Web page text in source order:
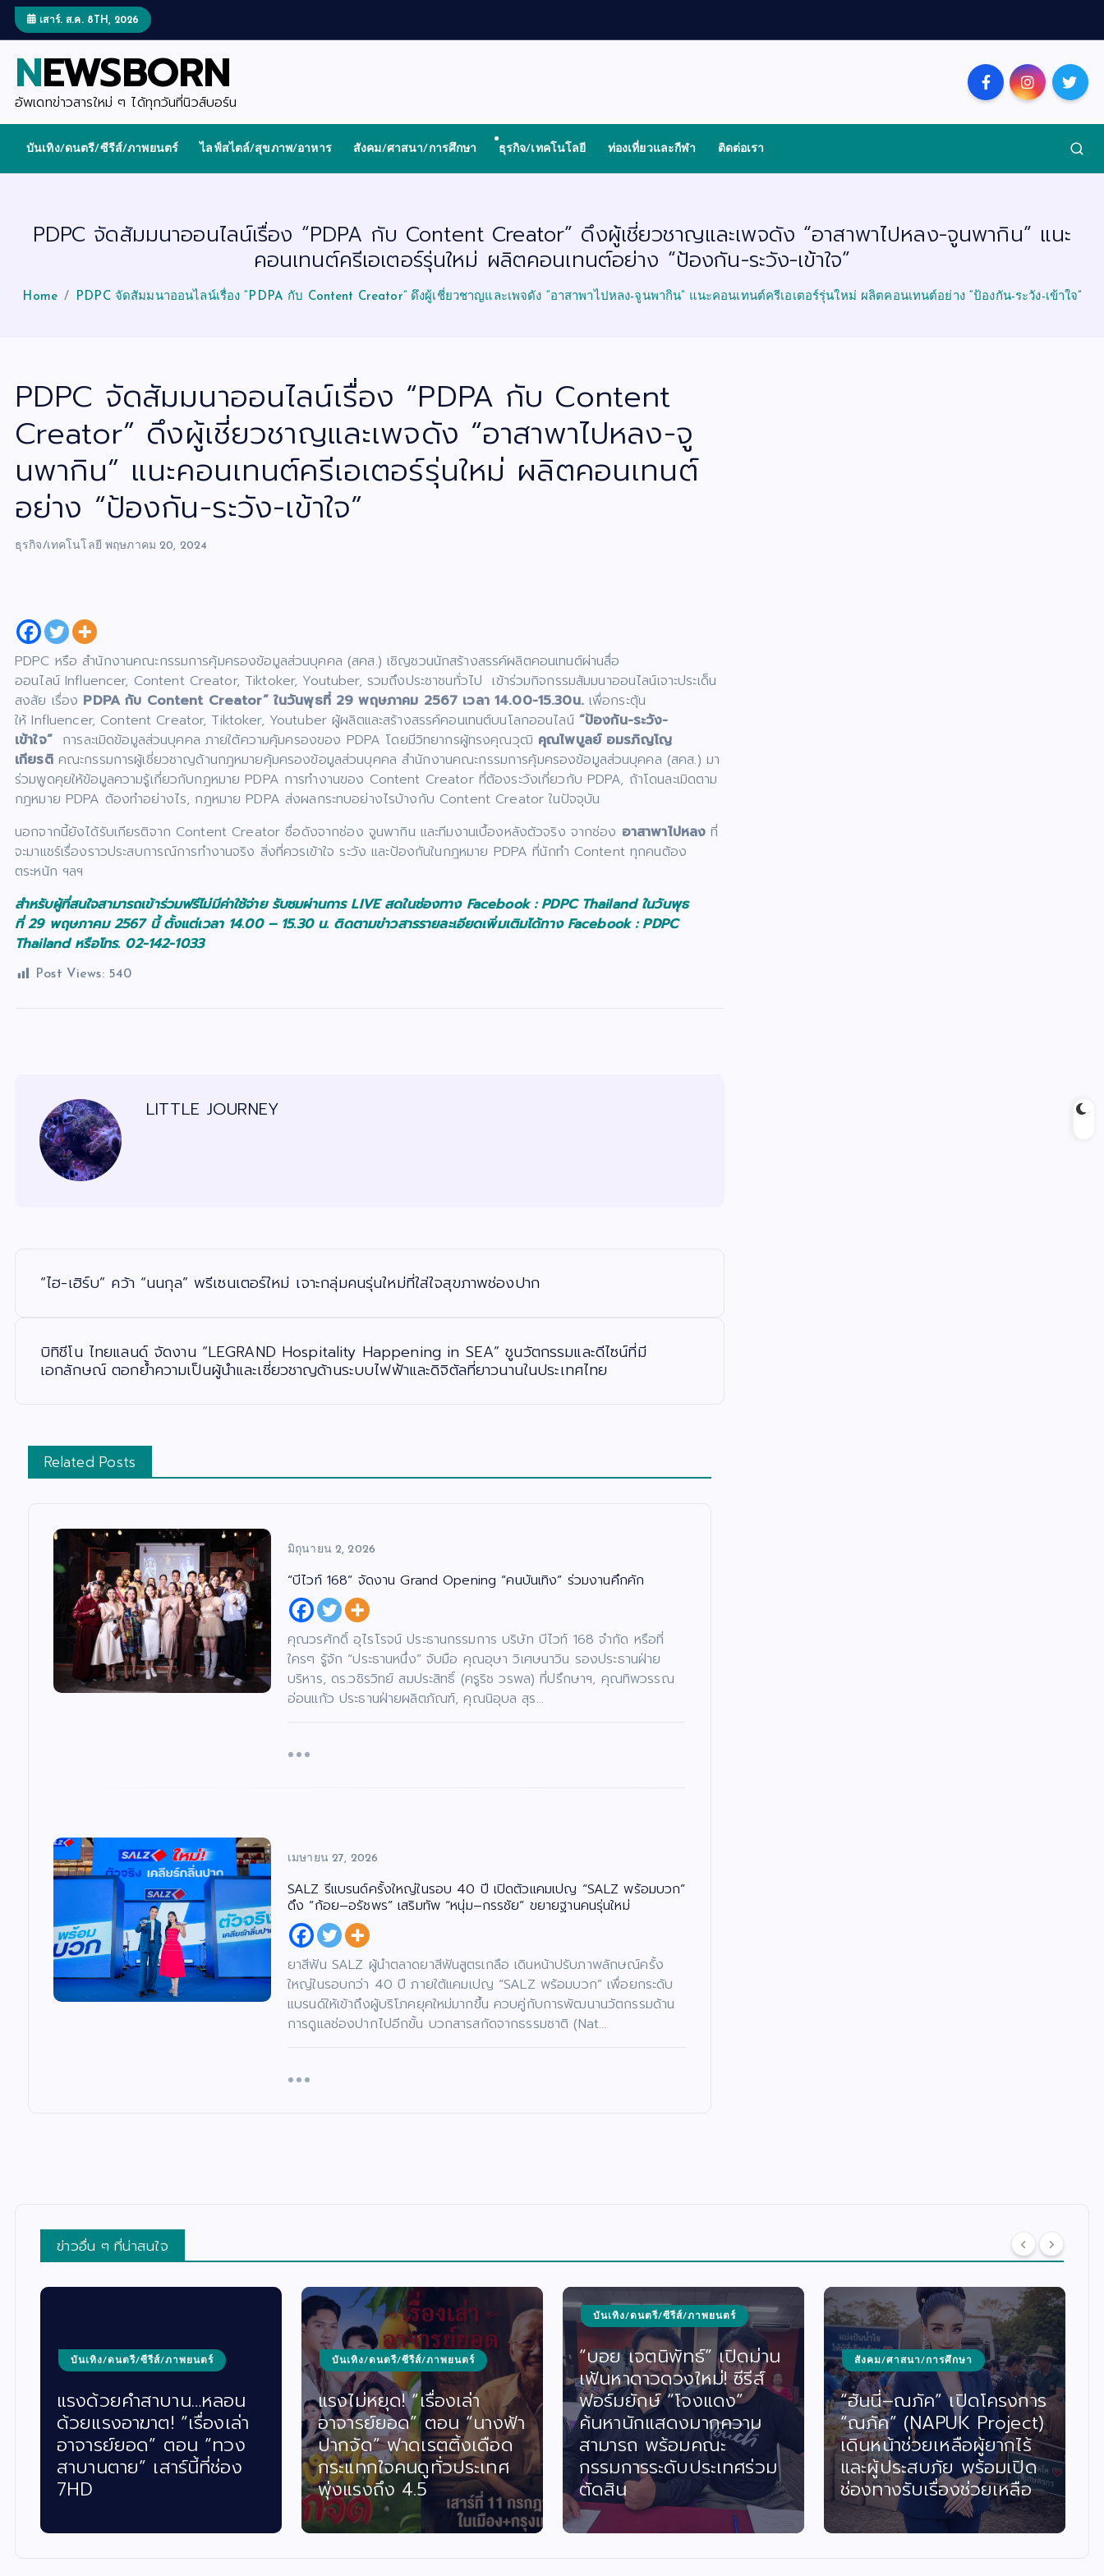
t
เสาร์. ส.ค. 8TH, 2026
NEWSBORN
อัพเดทข่าวสารใหม่ ๆ ได้ทุกวันที่นิวส์บอร์น
บันเทิง/ดนตรี/ซีรีส์/ภาพยนตร์ ไลฟ์สไตล์/สุขภาพ/อาหาร สังคม/ศาสนา/การศึกษา ธุรกิจ/เทคโนโลยี ท่องเที่ยวและกีฬา ติดต่อเรา
PDPC จัดสัมมนาออนไลน์เรื่อง “PDPA กับ Content Creator” ดึงผู้เชี่ยวชาญและเพจดัง “อาสาพาไปหลง-จูนพากิน” แนะ
คอนเทนต์ครีเอเตอร์รุ่นใหม่ ผลิตคอนเทนต์อย่าง “ป้องกัน-ระวัง-เข้าใจ”
Home PDPC จัดสัมมนาออนไลน์เรื่อง “PDPA กับ Content Creator” ดึงผู้เชี่ยวชาญและเพจดัง “อาสาพาไปหลง-จูนพากิน” แนะคอนเทนต์ครีเอเตอร์รุ่นใหม่ ผลิตคอนเทนต์อย่าง “ป้องกัน-ระวัง-เข้าใจ”
PDPC จัดสัมมนาออนไลน์เรื่อง “PDPA กับ Content
Creator” ดึงผู้เชี่ยวชาญและเพจดัง “อาสาพาไปหลง-จู
นพากิน” แนะคอนเทนต์ครีเอเตอร์รุ่นใหม่ ผลิตคอนเทนต์
อย่าง “ป้องกัน-ระวัง-เข้าใจ”
ธุรกิจ/เทคโนโลยี พฤษภาคม 20, 2024
PDPC หรือ สำนักงานคณะกรรมการคุ้มครองข้อมูลส่วนบุคคล (สคส.) เชิญชวนนักสร้างสรรค์ผลิตคอนเทนต์ผ่านสื่อ
ออนไลน์ Influencer, Content Creator, Tiktoker, Youtuber, รวมถึงประชาชนทั่วไป เข้าร่วมกิจกรรมสัมมนาออนไลน์เจาะประเด็น
สงสัย เรื่อง PDPA กับ Content Creator” ในวันพุธที่ 29 พฤษภาคม 2567 เวลา 14.00-15.30น.เพื่อกระตุ้น
ให้ Influencer, Content Creator, Tiktoker, Youtuber ผู้ผลิตและสร้างสรรค์คอนเทนต์บนโลกออนไลน์ “ป้องกัน-ระวัง-
เข้าใจ” การละเมิดข้อมูลส่วนบุคคล ภายใต้ความคุ้มครองของ PDPA โดยมีวิทยากรผู้ทรงคุณวุฒิ คุณไพบูลย์ อมรภิญโญ
เกียรติ คณะกรรมการผู้เชี่ยวชาญด้านกฎหมายคุ้มครองข้อมูลส่วนบุคคล สำนักงานคณะกรรมการคุ้มครองข้อมูลส่วนบุคคล (สคส.) มา
ร่วมพูดคุยให้ข้อมูลความรู้เกี่ยวกับกฎหมาย PDPA การทำงานของ Content Creator ที่ต้องระวังเกี่ยวกับ PDPA, ถ้าโดนละเมิดตาม
กฎหมาย PDPA ต้องทำอย่างไร, กฎหมาย PDPA ส่งผลกระทบอย่างไรบ้างกับ Content Creator ในปัจจุบัน
นอกจากนี้ยังได้รับเกียรติจาก Content Creator ชื่อดังจากช่อง จูนพากิน และทีมงานเบื้องหลังตัวจริง จากช่อง อาสาพาไปหลง ที่
จะมาแชร์เรื่องราวประสบการณ์การทำงานจริง สิ่งที่ควรเข้าใจ ระวัง และป้องกันในกฎหมาย PDPA ที่นักทำ Content ทุกคนต้อง
ตระหนัก ฯลฯ
สำหรับผู้ที่สนใจสามารถเข้าร่วมฟรีไม่มีค่าใช้จ่าย รับชมผ่านการ LIVE สดในช่องทาง Facebook : PDPC Thailand ในวันพุธ
ที่ 29 พฤษภาคม 2567 นี้ ตั้งแต่เวลา 14.00 – 15.30 น. ติดตามข่าวสารรายละเอียดเพิ่มเติมได้ทาง Facebook : PDPC
Thailand หรือโทร. 02-142-1033
Post Views: 540
LITTLE JOURNEY
“ไฮ-เฮิร์บ” คว้า “นนกุล” พรีเซนเตอร์ใหม่ เจาะกลุ่มคนรุ่นใหม่ที่ใส่ใจสุขภาพช่องปาก
บิทิชีโน ไทยแลนด์ จัดงาน “LEGRAND Hospitality Happening in SEA” ชูนวัตกรรมและดีไซน์ที่มี
เอกลักษณ์ ตอกย้ำความเป็นผู้นำและเชี่ยวชาญด้านระบบไฟฟ้าและดิจิตัลที่ยาวนานในประเทศไทย
Related Posts
มิถุนายน 2, 2026
“บีไวท์ 168” จัดงาน Grand Opening “คนบันเทิง” ร่วมงานคึกคัก
คุณวรศักดิ์ อุไรโรจน์ ประธานกรรมการ บริษัท บีไวท์ 168 จำกัด หรือที่
ใครๆ รู้จัก “ประธานหนึ่ง” จับมือ คุณอุษา วิเศษนาวิน รองประธานฝ่าย
บริหาร, ดร.วชิรวิทย์ สมประสิทธิ์ (ครูริช วรพล) ที่ปรึกษาฯ, คุณทิพวรรณ
อ่อนแก้ว ประธานฝ่ายผลิตภัณฑ์, คุณนิอุบล สุร…
เมษายน 27, 2026
SALZ รีแบรนด์ครั้งใหญ่ในรอบ 40 ปี เปิดตัวแคมเปญ “SALZ พร้อมบวก”
ดึง “ก้อย–อรัชพร” เสริมทัพ “หนุ่ม–กรรชัย” ขยายฐานคนรุ่นใหม่
ยาสีฟัน SALZ ผู้นำตลาดยาสีฟันสูตรเกลือ เดินหน้าปรับภาพลักษณ์ครั้ง
ใหญ่ในรอบกว่า 40 ปี ภายใต้แคมเปญ “SALZ พร้อมบวก” เพื่อยกระดับ
แบรนด์ให้เข้าถึงผู้บริโภคยุคใหม่มากขึ้น ควบคู่กับการพัฒนานวัตกรรมด้าน
การดูแลช่องปากไปอีกขั้น บวกสารสกัดจากธรรมชาติ (Nat…
ข่าวอื่น ๆ ที่น่าสนใจ
บันเทิง/ดนตรี/ซีรีส์/ภาพยนตร์
แรงด้วยคำสาบาน…หลอน
ด้วยแรงอาฆาต! “เรื่องเล่า
อาจารย์ยอด” ตอน “ทวง
สาบานตาย” เสาร์นี้ที่ช่อง
7HD
บันเทิง/ดนตรี/ซีรีส์/ภาพยนตร์
แรงไม่หยุด! “เรื่องเล่า
อาจารย์ยอด” ตอน “นางฟ้า
ปากจัด” ฟาดเรตติ้งเดือด
กระแทกใจคนดูทั่วประเทศ
พุ่งแรงถึง 4.5
บันเทิง/ดนตรี/ซีรีส์/ภาพยนตร์
“บอย เจตนิพัทธ์” เปิดม่าน
เฟ้นหาดาวดวงใหม่! ซีรีส์
ฟอร์มยักษ์ “โจงแดง”
ค้นหานักแสดงมากความ
สามารถ พร้อมคณะ
กรรมการระดับประเทศร่วม
ตัดสิน
สังคม/ศาสนา/การศึกษา
“ฮันนี่–ณภัค” เปิดโครงการ
“ณภัค” (NAPUK Project)
เดินหน้าช่วยเหลือผู้ยากไร้
และผู้ประสบภัย พร้อมเปิด
ช่องทางรับเรื่องช่วยเหลือ